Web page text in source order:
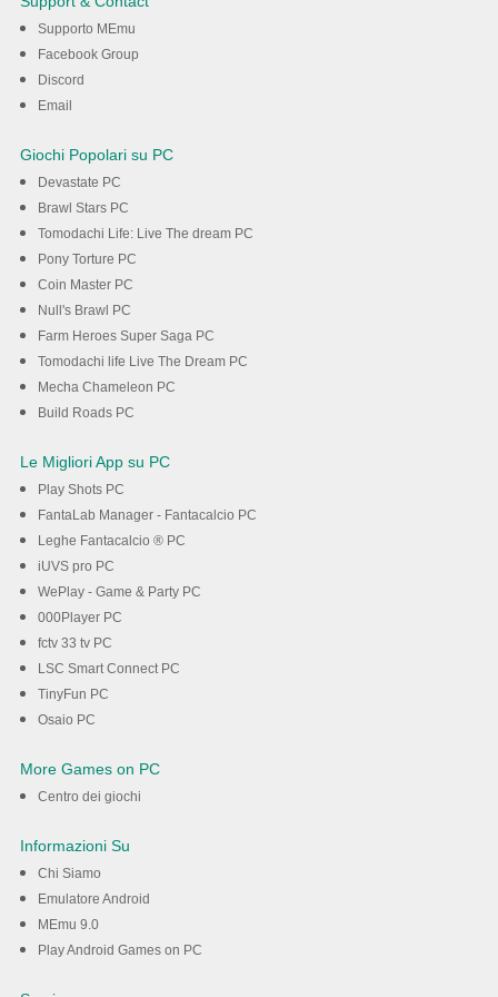
Supporto MEmu
Facebook Group
Discord
Email
Giochi Popolari su PC
Devastate PC
Brawl Stars PC
Tomodachi Life: Live The dream PC
Pony Torture PC
Coin Master PC
Null's Brawl PC
Farm Heroes Super Saga PC
Tomodachi life Live The Dream PC
Mecha Chameleon PC
Build Roads PC
Le Migliori App su PC
Play Shots PC
FantaLab Manager - Fantacalcio PC
Leghe Fantacalcio ® PC
iUVS pro PC
WePlay - Game & Party PC
000Player PC
fctv 33 tv PC
LSC Smart Connect PC
TinyFun PC
Osaio PC
More Games on PC
Centro dei giochi
Informazioni Su
Chi Siamo
Emulatore Android
MEmu 9.0
Play Android Games on PC